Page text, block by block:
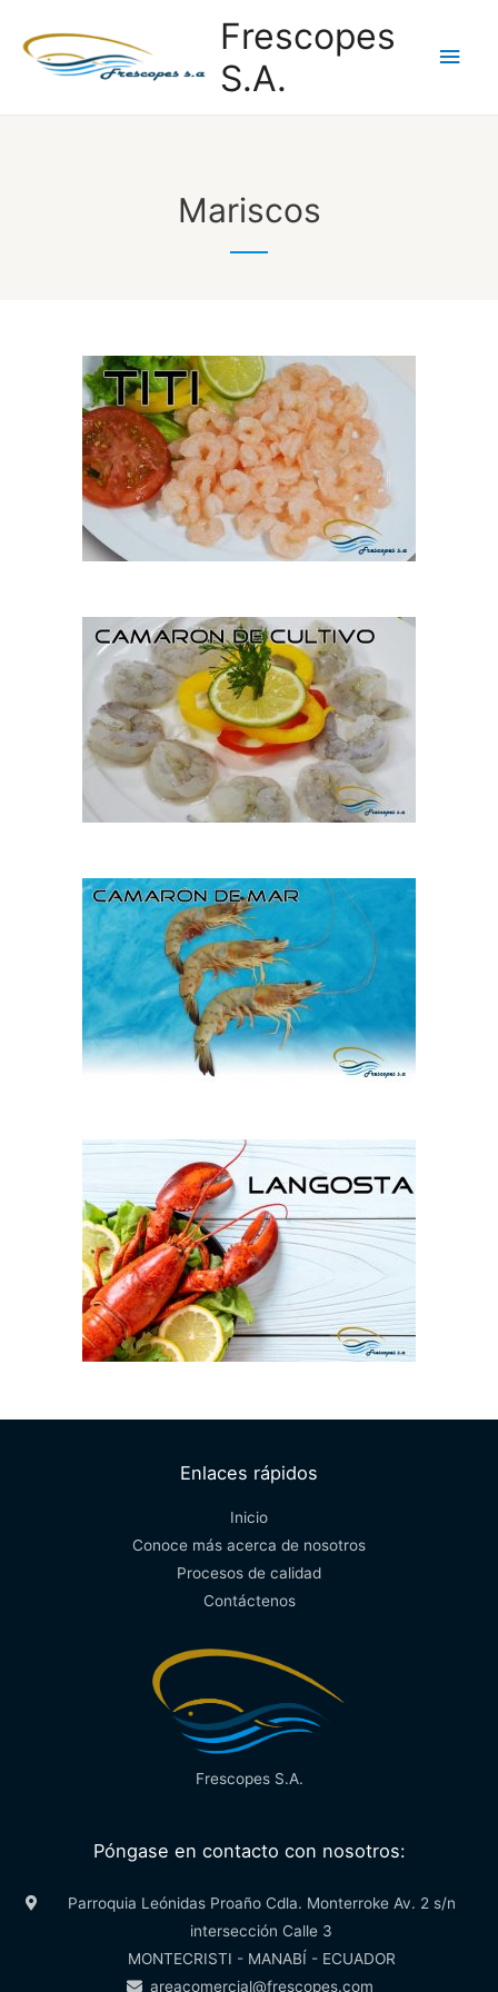
Frescopes
S.A.
Mariscos
Enlaces rápidos
Inicio
Conoce más acerca de nosotros
Procesos de calidad
Contáctenos
Frescopes S.A.
Póngase en contacto con nosotros:
Parroquia Leónidas Proaño Cdla. Monterroke Av. 2 s/n
intersección Calle 3
MONTECRISTI - MANABÍ - ECUADOR
areacomercial@frescopes.com